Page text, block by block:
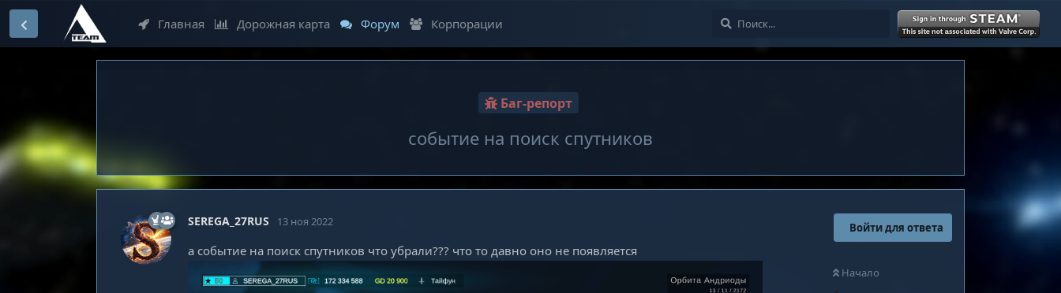
Главная Дорожная карта Форум Корпорации Войти
Баг-репорт
событие на поиск спутников
Войти для ответа
Начало
SEREGA_27RUS 13 ноя 2022
а событие на поиск спутников что убрали??? что то давно оно не появляется